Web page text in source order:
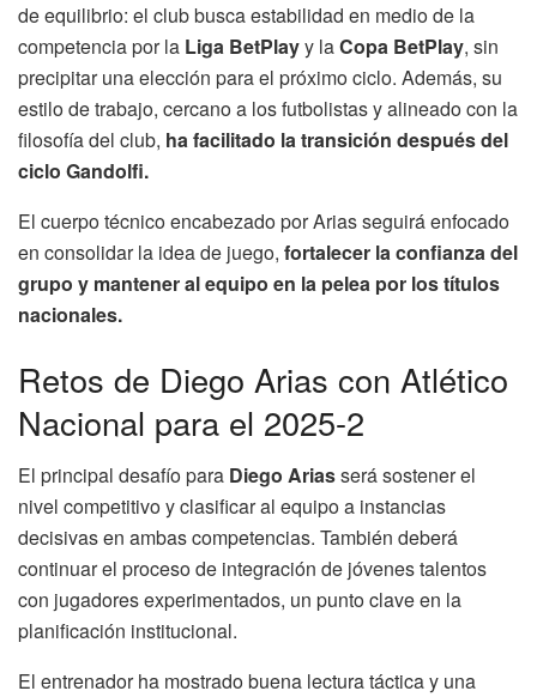
de equilibrio: el club busca estabilidad en medio de la
competencia por la Liga BetPlayy laCopa BetPlay, sin
precipitar una elección para el próximo ciclo. Además, su
estilo de trabajo, cercano a los futbolistas y alineado con la
filosofía del club, ha facilitado la transición después del
ciclo Gandolfi.
El cuerpo técnico encabezado por Arias seguirá enfocado
en consolidar la idea de juego, fortalecer la confianza del
grupo y mantener al equipo en la pelea por los títulos
nacionales.
Retos de Diego Arias con Atlético
Nacional para el 2025-2
El principal desafío para Diego Ariasserá sostener el
nivel competitivo y clasificar al equipo a instancias
decisivas en ambas competencias. También deberá
continuar el proceso de integración de jóvenes talentos
con jugadores experimentados, un punto clave en la
planificación institucional.
El entrenador ha mostrado buena lectura táctica y una